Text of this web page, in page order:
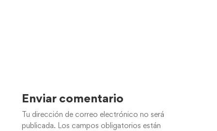
Enviar comentario
Tu dirección de correo electrónico no será
publicada. Los campos obligatorios están